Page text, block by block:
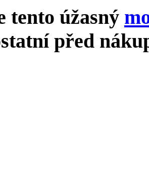
tento úžasný
před